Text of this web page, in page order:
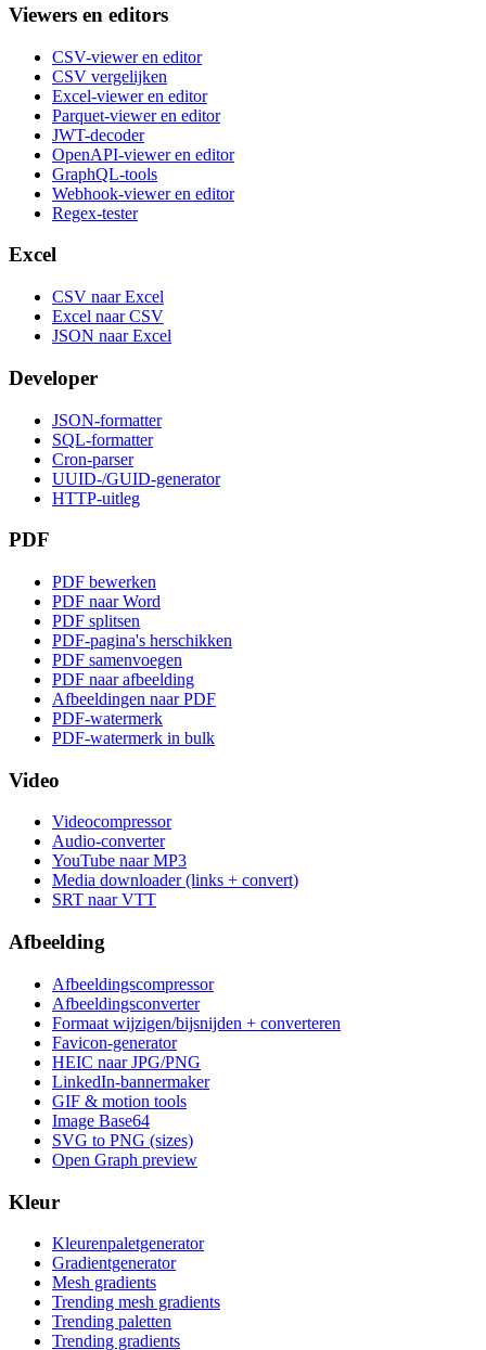
Viewers en editors
CSV-viewer en editor
CSV vergelijken
Excel-viewer en editor
Parquet-viewer en editor
JWT-decoder
OpenAPI-viewer en editor
GraphQL-tools
Webhook-viewer en editor
Regex-tester
Excel
CSV naar Excel
Excel naar CSV
JSON naar Excel
Developer
JSON-formatter
SQL-formatter
Cron-parser
UUID-/GUID-generator
HTTP-uitleg
PDF
PDF bewerken
PDF naar Word
PDF splitsen
PDF-pagina's herschikken
PDF samenvoegen
PDF naar afbeelding
Afbeeldingen naar PDF
PDF-watermerk
PDF-watermerk in bulk
Video
Videocompressor
Audio-converter
YouTube naar MP3
Media downloader (links + convert)
SRT naar VTT
Afbeelding
Afbeeldingscompressor
Afbeeldingsconverter
Formaat wijzigen/bijsnijden + converteren
Favicon-generator
HEIC naar JPG/PNG
LinkedIn-bannermaker
GIF & motion tools
Image Base64
SVG to PNG (sizes)
Open Graph preview
Kleur
Kleurenpaletgenerator
Gradientgenerator
Mesh gradients
Trending mesh gradients
Trending paletten
Trending gradients